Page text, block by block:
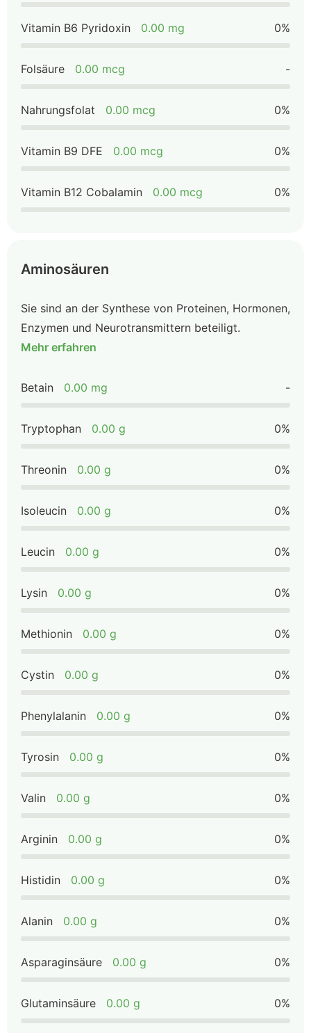
Vitamin B6 Pyridoxin 0.00 mg 0%
Folsäure 0.00 mcg -
Nahrungsfolat 0.00 mcg 0%
Vitamin B9 DFE 0.00 mcg 0%
Vitamin B12 Cobalamin 0.00 mcg 0%
Aminosäuren
Sie sind an der Synthese von Proteinen, Hormonen,
Enzymen und Neurotransmittern beteiligt.
Mehr erfahren
Betain 0.00 mg -
Tryptophan 0.00 g 0%
Threonin 0.00 g 0%
Isoleucin 0.00 g 0%
Leucin 0.00 g 0%
Lysin 0.00 g 0%
Methionin 0.00 g 0%
Cystin 0.00 g 0%
Phenylalanin 0.00 g 0%
Tyrosin 0.00 g 0%
Valin 0.00 g 0%
Arginin 0.00 g 0%
Histidin 0.00 g 0%
Alanin 0.00 g 0%
Asparaginsäure 0.00 g 0%
Glutaminsäure 0.00 g 0%